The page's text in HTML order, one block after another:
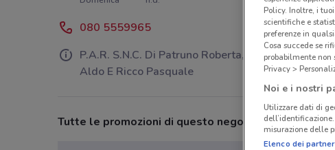
080 5559965
P.A.R. S.N.C. Di Patruno Roberta, Andreazza
Aldo E Ricco Pasquale
Tutte le promozioni di questo negozio
Policy. Inoltre, i
scientifiche e
preferenze in
Cosa succede se
probabilmente non
Privacy >
Noi e i nostri
Utilizzare dati di
misurazione delle
Elenco dei partner